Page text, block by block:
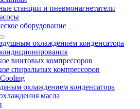
станции и пневмонагнетатели
оборудование
охлаждением конденсатора
винтовых компрессоров
спиральных компрессоров
охлаждением конденсатора
масла